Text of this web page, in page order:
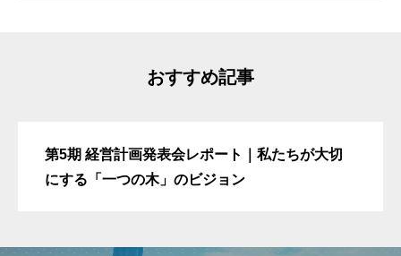
おすすめ記事
第5期 経営計画発表会レポート｜私たちが大切
にする「一つの木」のビジョン